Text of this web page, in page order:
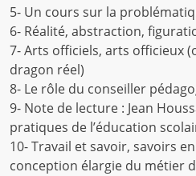
5- Un cours sur la
6- Réalité, abstraction,
7- Arts officiels, arts officieux
dragon réel)
8- Le rôle du conseiller
9- Note de lecture : Jean
pratiques de l’éducation
10- Travail et savoir, savoirs
conception élargie du métier